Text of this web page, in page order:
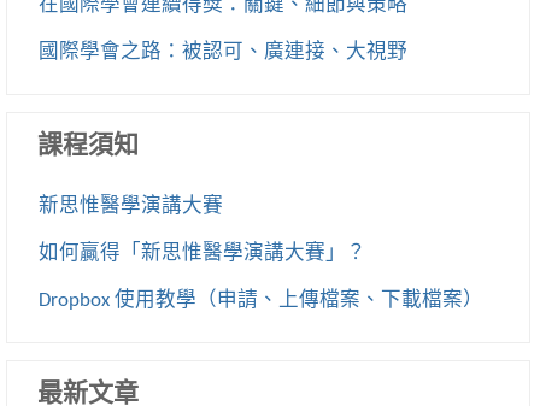
在國際學會連續得獎：關鍵、細節與策略
國際學會之路：被認可、廣連接、大視野
課程須知
新思惟醫學演講大賽
如何贏得「新思惟醫學演講大賽」？
Dropbox 使用教學（申請、上傳檔案、下載檔案）
最新文章